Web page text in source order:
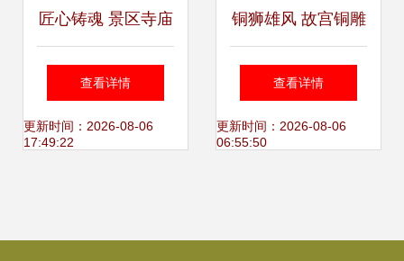
匠心铸魂 景区寺庙
中的关公大型铜雕
与石雕艺术
查看详情
更新时间：2026-08-06
17:49:22
铜狮雄风 故宫铜雕
与钢雕的艺术魅力
与文化传承
查看详情
更新时间：2026-08-06
06:55:50